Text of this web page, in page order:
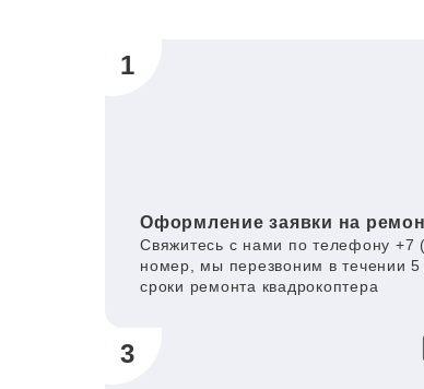
1
Оформление заявки на
Свяжитесь с нами по телефону +7
номер, мы перезвоним в течении
сроки ремонта квадрокоптера
3